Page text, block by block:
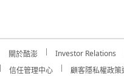
關於酷澎 Investor Relations
信任管理中心
顧客隱私權政策